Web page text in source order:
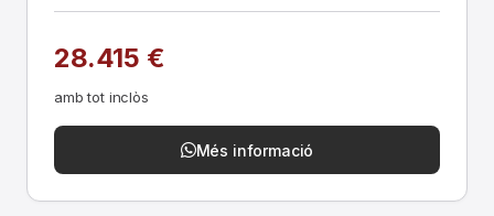
28.415 €
amb tot inclòs
Més informació